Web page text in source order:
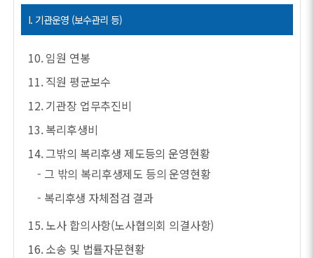
I. 기관운영 (보수관리 등)
10. 임원 연봉
11. 직원 평균보수
12. 기관장 업무추진비
13. 복리후생비
14. 그밖의 복리후생 제도등의 운영현황
- 그 밖의 복리후생제도 등의 운영현황
- 복리후생 자체점검 결과
15. 노사 합의사항(노사협의회 의결사항)
16. 소송 및 법률자문현황